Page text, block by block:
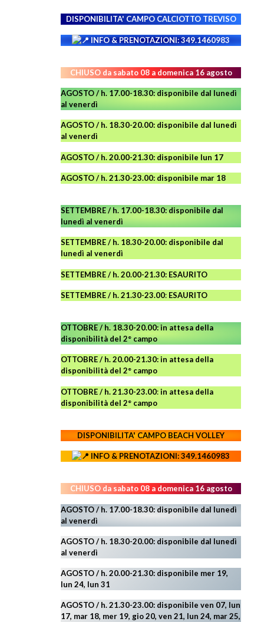
DISPONIBILITA' CAMPO CALCIOTTO TREVISO
INFO & PRENOTAZIONI: 349.1460983
CHIUSO da sabato 08 a domenica 16 agosto
AGOSTO / h. 17.00-18.30: disponibile dal lunedì
al venerdì
AGOSTO/ h. 18.30-20.00: disponibile dal lunedì
al venerdì
AGOSTO / h. 20.00-21.30: disponibile lun 17
AGOSTO/ h. 21.30-23.00: disponibile mar 18
SETTEMBRE / h. 17.00-18.30: disponibile dal
lunedì al venerdì
SETTEMBRE / h. 18.30-20.00: disponibile dal
lunedì al venerdì
SETTEMBRE / h. 20.00-21.30: ESAURITO
SETTEMBRE / h. 21.30-23.00: ESAURITO
OTTOBRE / h. 18.30-20.00:in attesa della
disponibilità del 2° campo
OTTOBRE / h. 20.00-21.30:in attesa della
disponibilità del 2° campo
OTTOBRE / h. 21.30-23.00:in attesa della
disponibilità del 2° campo
DISPONIBILITA' CAMPOBEACH VOLLEY
INFO & PRENOTAZIONI: 349.1460983
CHIUSO da sabato 08 a domenica 16 agosto
AGOSTO / h. 17.00-18.30: disponibile dal lunedì
al venerdì
AGOSTO/ h. 18.30-20.00: disponibile dal lunedì
al venerdì
AGOSTO / h. 20.00-21.30: disponibile mer 19,
lun 24, lun 31
AGOSTO/ h. 21.30-23.00: disponibile ven 07, lun
17, mar 18, mer 19, gio 20, ven 21, lun 24, mar 25,